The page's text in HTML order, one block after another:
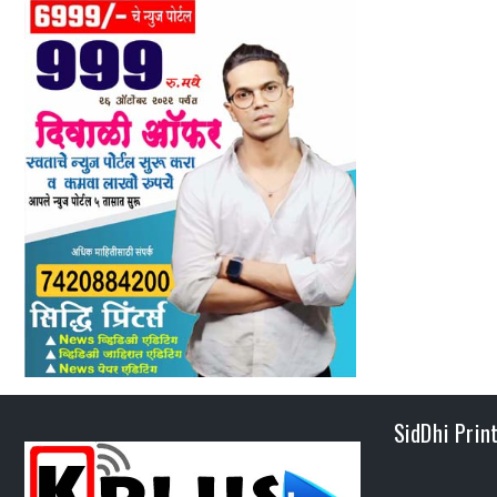
SidDhi